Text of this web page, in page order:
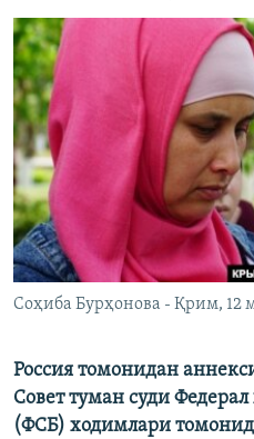
Озодлик бошқа
Соҳиба Бурҳонова - Қрим, 12
Россия томонидан
Совет туман суди
(ФСБ) ходимлари